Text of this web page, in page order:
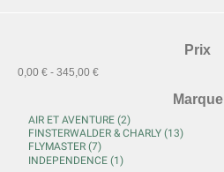
Prix
0,00 € - 345,00 €
Marque